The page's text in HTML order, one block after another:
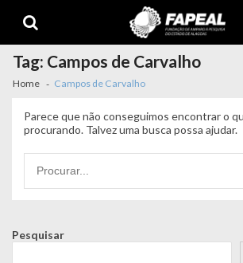
navigation
content
Tag: Campos de Carvalho
Home Campos de Carvalho
Parece que não conseguimos encontrar o
procurando. Talvez uma busca possa ajudar.
por:
Pesquisar